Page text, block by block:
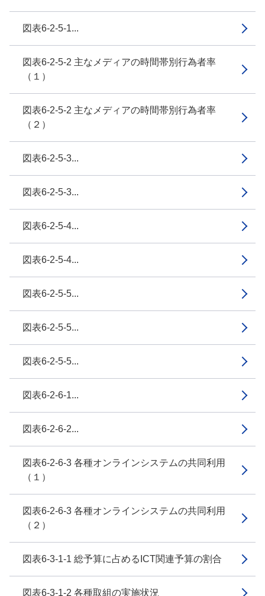
図表6-2-5-1...
図表6-2-5-2 主なメディアの時間帯別行為者率
（１）
図表6-2-5-2 主なメディアの時間帯別行為者率
（２）
図表6-2-5-3...
図表6-2-5-3...
図表6-2-5-4...
図表6-2-5-4...
図表6-2-5-5...
図表6-2-5-5...
図表6-2-5-5...
図表6-2-6-1...
図表6-2-6-2...
図表6-2-6-3 各種オンラインシステムの共同利用
（１）
図表6-2-6-3 各種オンラインシステムの共同利用
（２）
図表6-3-1-1 総予算に占めるICT関連予算の割合
図表6-3-1-2 各種取組の実施状況